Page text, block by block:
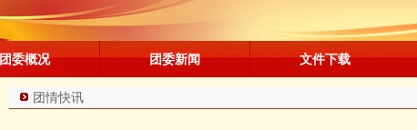
团委概况 团委新闻 文件下载
团情快讯